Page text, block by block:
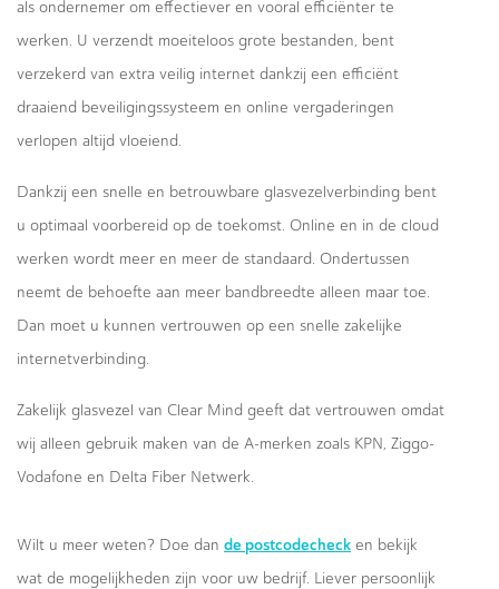
als ondernemer om effectiever en vooral efficiënter te
werken. U verzendt moeiteloos grote bestanden, bent
verzekerd van extra veilig internet dankzij een efficiënt
draaiend beveiligingssysteem en online vergaderingen
verlopen altijd vloeiend.
Dankzij een snelle en betrouwbare glasvezelverbinding bent
u optimaal voorbereid op de toekomst. Online en in de cloud
werken wordt meer en meer de standaard. Ondertussen
neemt de behoefte aan meer bandbreedte alleen maar toe.
Dan moet u kunnen vertrouwen op een snelle zakelijke
internetverbinding.
Zakelijk glasvezel van Clear Mind geeft dat vertrouwen omdat
wij alleen gebruik maken van de A-merken zoals KPN, Ziggo-
Vodafone en Delta Fiber Netwerk.
Wilt u meer weten? Doe dan de postcodecheck en bekijk
wat de mogelijkheden zijn voor uw bedrijf. Liever persoonlijk